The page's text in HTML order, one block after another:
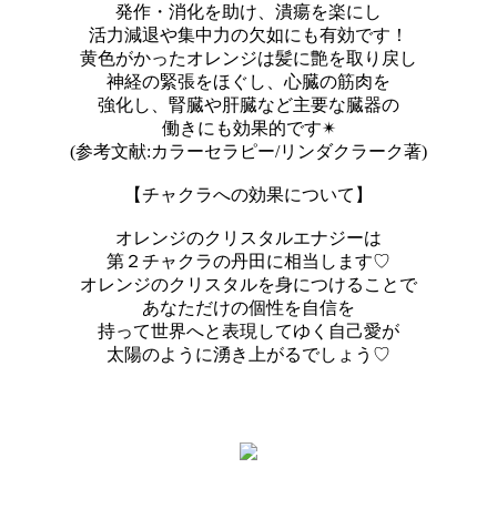
発作・消化を助け、潰瘍を楽にし
活力減退や集中力の欠如にも有効です！
黄色がかったオレンジは髪に艶を取り戻し
神経の緊張をほぐし、心臓の筋肉を
強化し、腎臓や肝臓など主要な臓器の
働きにも効果的です✴︎
(参考文献:カラーセラピー/リンダクラーク著)
【チャクラへの効果について】
オレンジのクリスタルエナジーは
第２チャクラの丹田に相当します♡
オレンジのクリスタルを身につけることで
あなただけの個性を自信を
持って世界へと表現してゆく自己愛が
太陽のように湧き上がるでしょう♡